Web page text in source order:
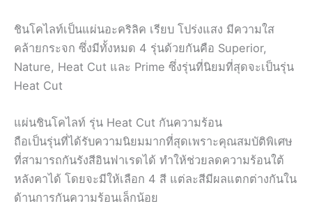
ชินโคไลท์เป็นแผ่นอะคริลิค เรียบ โปร่งแสง มีความใส
คล้ายกระจก ซึ่งมีทั้งหมด 4 รุ่นด้วยกันคือ Superior,
Nature, Heat Cut และ Prime ซึ่งรุ่นที่นิยมที่สุดจะเป็นรุ่น
Heat Cut
แผ่นชินโคไลท์ รุ่น Heat Cut กันความร้อน
ถือเป็นรุ่นที่ได้รับความนิยมมากที่สุดเพราะคุณสมบัติพิเศษ
ที่สามารถกันรังสีอินฟาเรดได้ ทำให้ช่วยลดความร้อนใต้
หลังคาได้ โดยจะมีให้เลือก 4 สี แต่ละสีมีผลแตกต่างกันใน
ด้านการกันความร้อนเล็กน้อย